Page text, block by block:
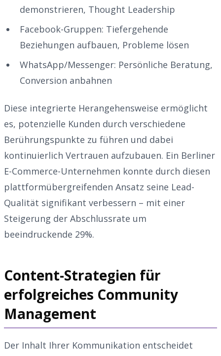
demonstrieren, Thought Leadership
Facebook-Gruppen: Tiefergehende
Beziehungen aufbauen, Probleme lösen
WhatsApp/Messenger: Persönliche Beratung,
Conversion anbahnen
Diese integrierte Herangehensweise ermöglicht
es, potenzielle Kunden durch verschiedene
Berührungspunkte zu führen und dabei
kontinuierlich Vertrauen aufzubauen. Ein Berliner
E-Commerce-Unternehmen konnte durch diesen
plattformübergreifenden Ansatz seine Lead-
Qualität signifikant verbessern – mit einer
Steigerung der Abschlussrate um
beeindruckende 29%.
Content-Strategien für
erfolgreiches Community
Management
Der Inhalt Ihrer Kommunikation entscheidet